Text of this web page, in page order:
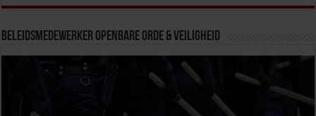
Beleidsmedewerker Openbare Orde & Veiligheid